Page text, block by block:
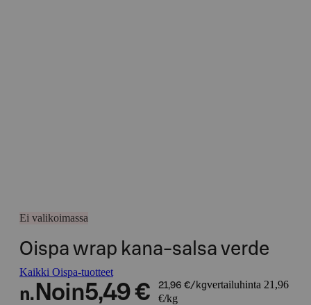
Ei valikoimassa
Oispa wrap kana-salsa verde
Kaikki Oispa-tuotteet
n. Noin5,49 € 21,96 €/kgvertailuhinta 21,96
€/kg